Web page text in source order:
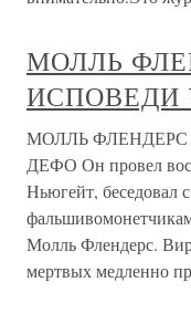
МОЛЛЬ
ИСПОВЕДИ
МОЛЛЬ
ДЕФО Он провел
Ньюгейт, беседовал
Молль Флендерс.
мертвых медленно